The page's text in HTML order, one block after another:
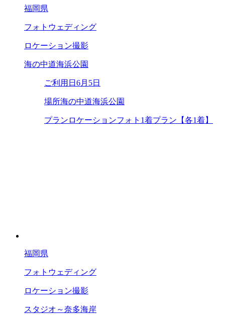
福岡県
フォトウェディング
ロケーション撮影
海の中道海浜公園
ご利用日 6月5日
場所海の中道海浜公園
プラン ロケーションフォト1着プラン【各1着】
福岡県
フォトウェディング
ロケーション撮影
スタジオ～奈多海岸